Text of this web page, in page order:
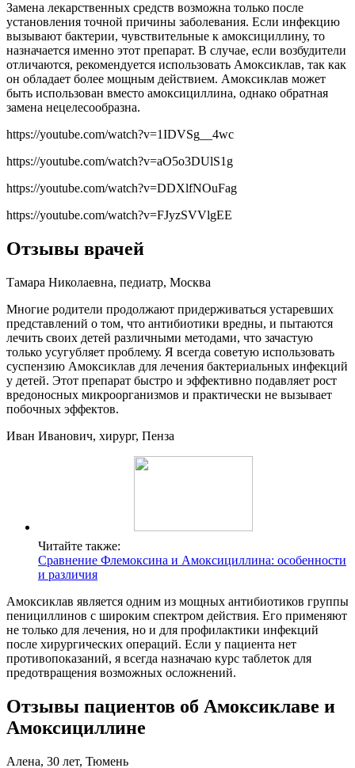
Замена лекарственных средств возможна только после
установления точной причины заболевания. Если инфекцию
вызывают бактерии, чувствительные к амоксициллину, то
назначается именно этот препарат. В случае, если возбудители
отличаются, рекомендуется использовать Амоксиклав, так как
он обладает более мощным действием. Амоксиклав может
быть использован вместо амоксициллина, однако обратная
замена нецелесообразна.
https://youtube.com/watch?v=1IDVSg__4wc
https://youtube.com/watch?v=aO5o3DUlS1g
https://youtube.com/watch?v=DDXlfNOuFag
https://youtube.com/watch?v=FJyzSVVlgEE
Отзывы врачей
Тамара Николаевна, педиатр, Москва
Многие родители продолжают придерживаться устаревших
представлений о том, что антибиотики вредны, и пытаются
лечить своих детей различными методами, что зачастую
только усугубляет проблему. Я всегда советую использовать
суспензию Амоксиклав для лечения бактериальных инфекций
у детей. Этот препарат быстро и эффективно подавляет рост
вредоносных микроорганизмов и практически не вызывает
побочных эффектов.
Иван Иванович, хирург, Пенза
Читайте также:
Сравнение Флемоксина и Амоксициллина: особенности
и различия
Амоксиклав является одним из мощных антибиотиков группы
пенициллинов с широким спектром действия. Его применяют
не только для лечения, но и для профилактики инфекций
после хирургических операций. Если у пациента нет
противопоказаний, я всегда назначаю курс таблеток для
предотвращения возможных осложнений.
Отзывы пациентов об Амоксиклаве и
Амоксициллине
Алена, 30 лет, Тюмень